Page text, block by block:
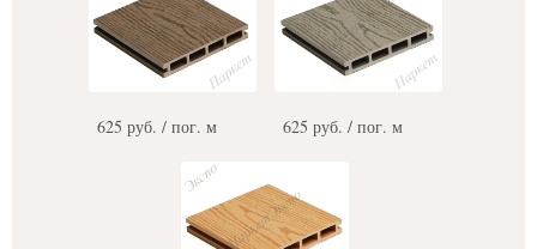
625 руб. / пог. м 625 руб. / пог. м